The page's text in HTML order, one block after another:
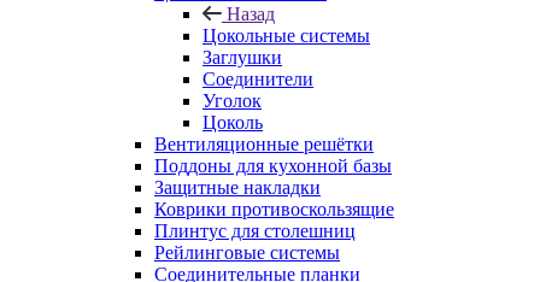
Назад
Цокольные системы
Заглушки
Соединители
Уголок
Цоколь
Вентиляционные решётки
Поддоны для кухонной базы
Защитные накладки
Коврики противоскользящие
Плинтус для столешниц
Рейлинговые системы
Соединительные планки